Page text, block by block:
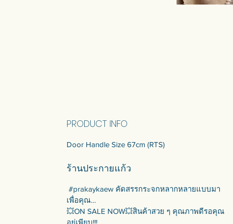
PRODUCT INFO
Door Handle Size 67cm (RTS)
ร้านประกายแก้ว
#prakaykaew คัดสรรกระจกหลากหลายแบบมา
เพื่อคุณ…
💥ON SALE NOW💥สินค้าสวย ๆ คุณภาพดีรอคุณ
อยู่เพียบ!!!